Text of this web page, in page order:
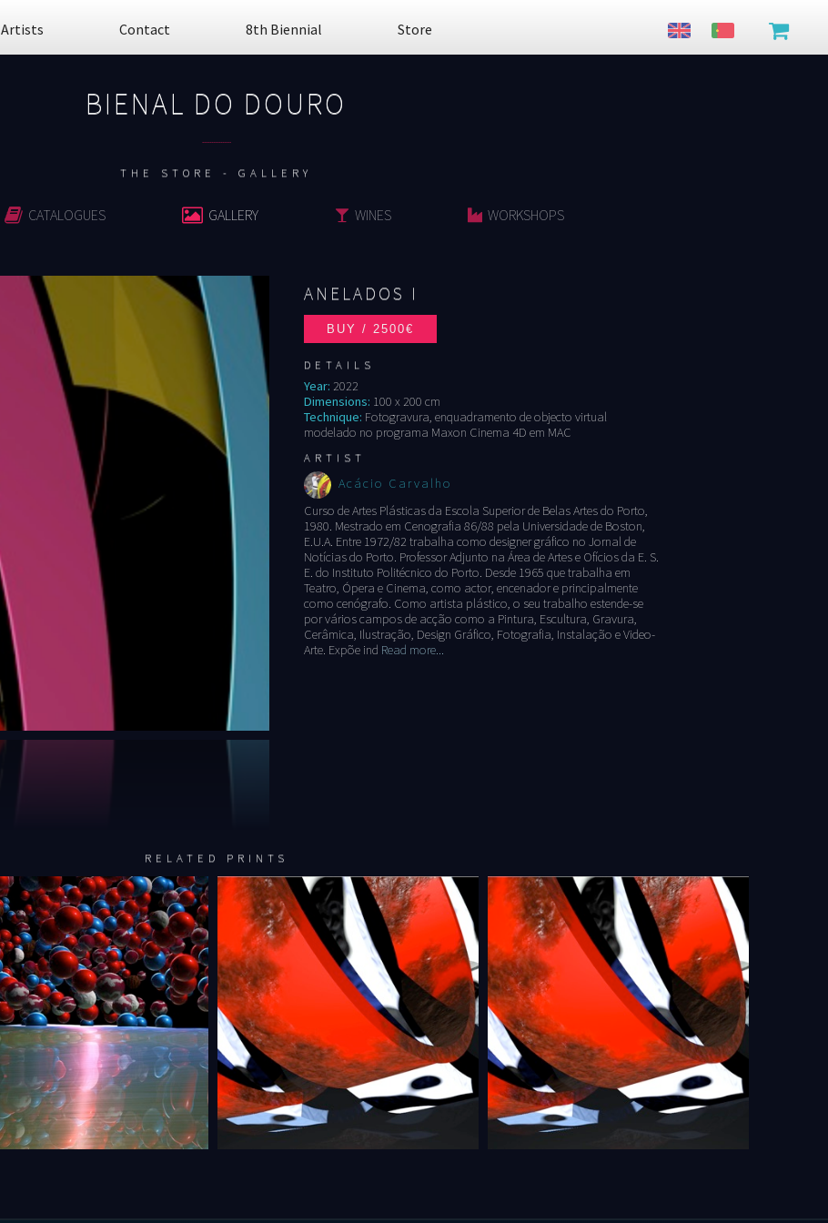
Artists Contact 8th Biennial Store
BIENAL DO DOURO
THE STORE - GALLERY
CATALOGUES GALLERY WINES WORKSHOPS
ANELADOS I
DETAILS
Year: 2022
Dimensions: 100 x 200 cm
Technique: Fotogravura, enquadramento de objecto virtual
modelado no programa Maxon Cinema 4D em MAC
ARTIST
Acácio Carvalho
Curso de Artes Plásticas da Escola Superior de Belas Artes do Porto,
1980. Mestrado em Cenografia 86/88 pela Universidade de Boston,
E.U.A. Entre 1972/82 trabalha como designer gráfico no Jornal de
Notícias do Porto. Professor Adjunto na Área de Artes e Ofícios da E. S.
E. do Instituto Politécnico do Porto. Desde 1965 que trabalha em
Teatro, Ópera e Cinema, como actor, encenador e principalmente
como cenógrafo. Como artista plástico, o seu trabalho estende-se
por vários campos de acção como a Pintura, Escultura, Gravura,
Cerâmica, Ilustração, Design Gráfico, Fotografia, Instalação e Video-
Arte. Expõe ind Read more...
RELATED PRINTS